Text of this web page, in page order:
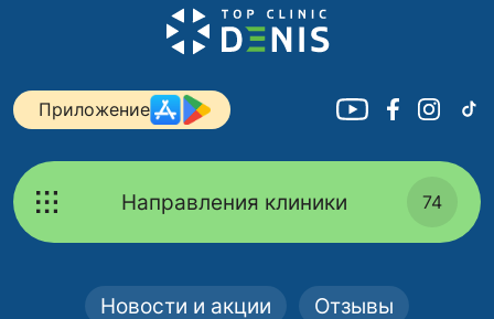
Приложение
Направления клиники 74
Новости и акции Отзывы